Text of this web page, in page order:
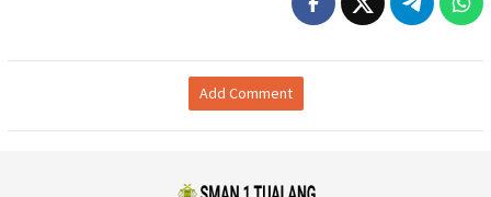
Add Comment